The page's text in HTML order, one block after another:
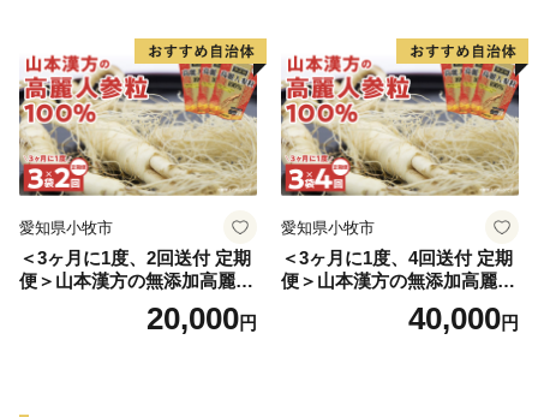
愛知県小牧市
＜3ヶ月に1度、2回送付 定期
便＞山本漢方の無添加高麗人
20,000円
愛知県小牧市
＜3ヶ月に1度、4回送付 定期
便＞山本漢方の無添加高麗人
40,000円